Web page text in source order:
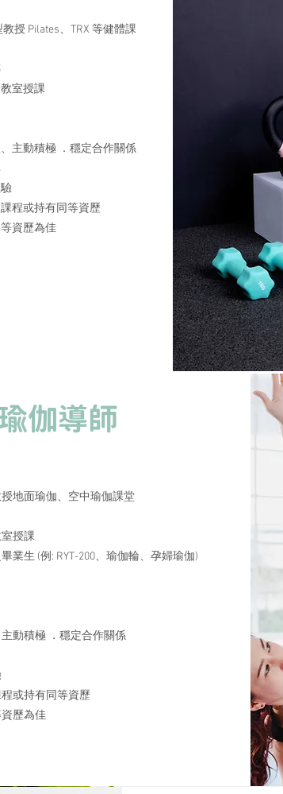
授 Pilates、TRX 等健體課
室授課
主動積極 ．穩定合作關係
程或持有同等資歷
資歷為佳
地面瑜伽、空中瑜伽課堂
授課
業生 (例: RYT-200、瑜伽輪、孕婦瑜伽)
動積極 ．穩定合作關係
或持有同等資歷
歷為佳
伽導師